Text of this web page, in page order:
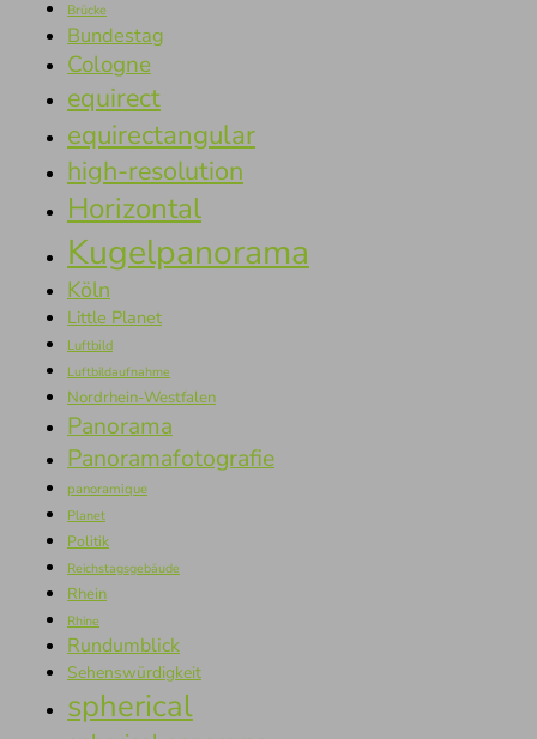
Brücke
Bundestag
Cologne
equirect
equirectangular
high-resolution
Horizontal
Kugelpanorama
Köln
Little Planet
Luftbild
Luftbildaufnahme
Nordrhein-Westfalen
Panorama
Panoramafotografie
panoramique
Planet
Politik
Reichstagsgebäude
Rhein
Rhine
Rundumblick
Sehenswürdigkeit
spherical